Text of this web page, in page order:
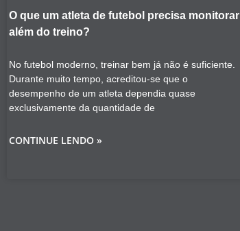
O que um atleta de futebol precisa monitorar
além do treino?
No futebol moderno, treinar bem já não é suficiente.
Durante muito tempo, acreditou-se que o
desempenho de um atleta dependia quase
exclusivamente da quantidade de
CONTINUE LENDO »